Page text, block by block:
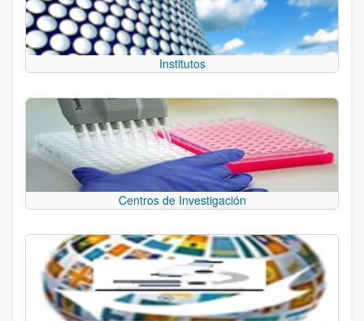
Institutos
Centros de Investigación